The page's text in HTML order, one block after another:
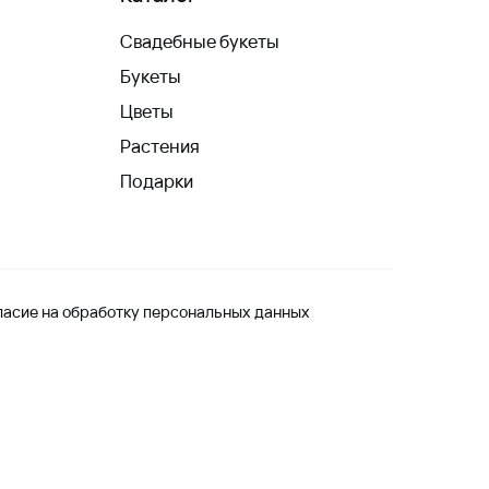
Свадебные букеты
Букеты
Цветы
Растения
Подарки
на обработку персональных данных